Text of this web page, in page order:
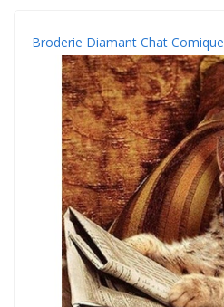
Broderie Diamant Chat Comique